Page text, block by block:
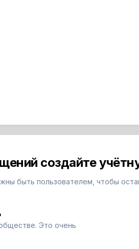
создайте
быть пользователем, чтобы
Это очень